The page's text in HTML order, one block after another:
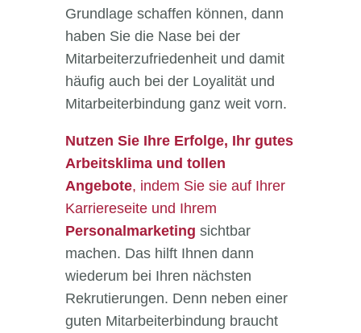
Grundlage schaffen können, dann
haben Sie die Nase bei der
Mitarbeiterzufriedenheit und damit
häufig auch bei der Loyalität und
Mitarbeiterbindung ganz weit vorn.
Nutzen Sie Ihre Erfolge, Ihr gutes
Arbeitsklima und tollen
Angebote, indem Sie sie auf Ihrer
Karriereseite und Ihrem
Personalmarketing sichtbar
machen. Das hilft Ihnen dann
wiederum bei Ihren nächsten
Rekrutierungen. Denn neben einer
guten Mitarbeiterbindung braucht